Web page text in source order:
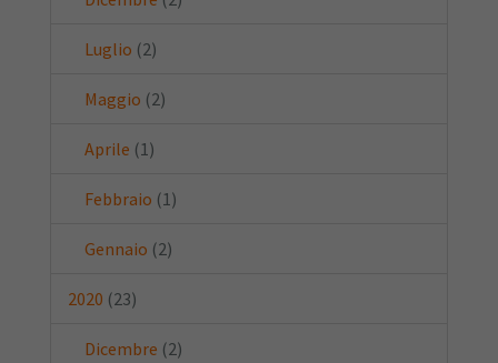
Luglio (2)
Maggio (2)
Aprile (1)
Febbraio (1)
Gennaio (2)
2020 (23)
Dicembre (2)